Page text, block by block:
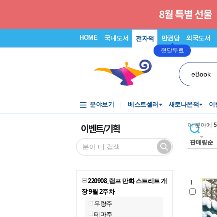
HOME 국내도서 전자책 만권당
첫달무료
외국도서
eBook
분야보기 베스트셀러 새로나온책 이
이벤트/기획
220908_램프 만화 스트리트 개
장 9월 2주차
우량주
테마주
이 분야에 5
판매량순
1.